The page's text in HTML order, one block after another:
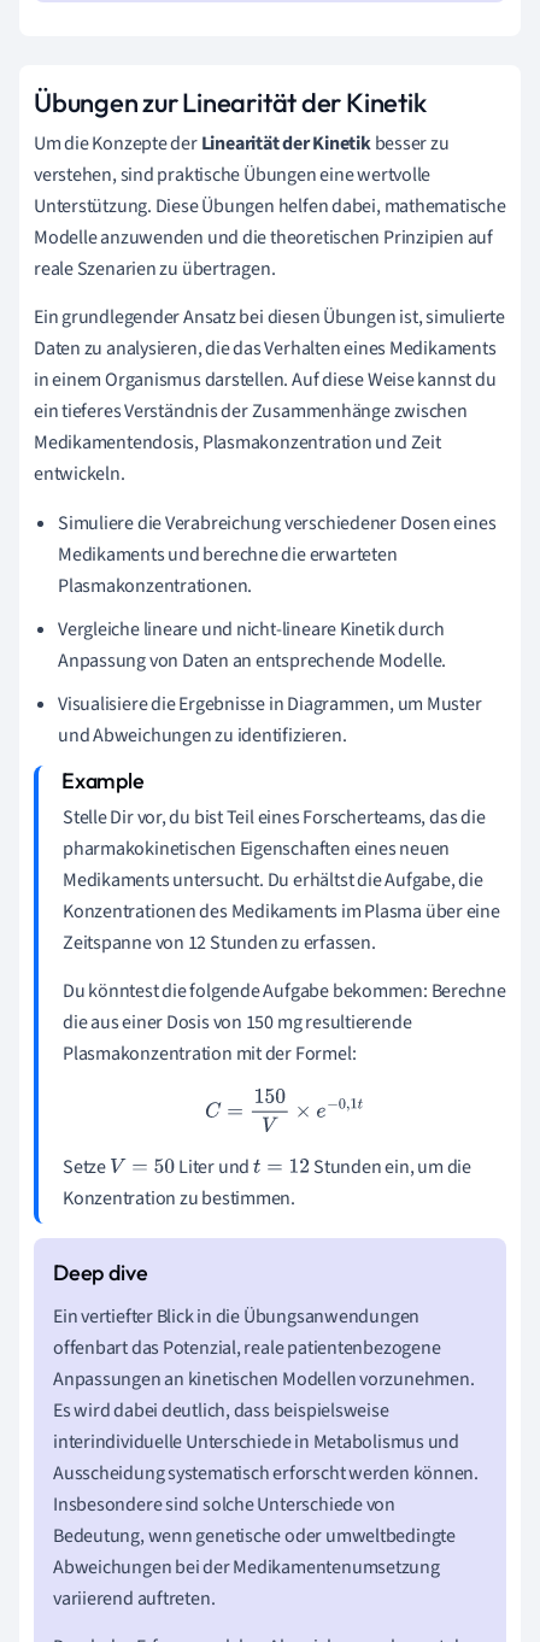
Übungen zur Linearität der Kinetik
Um die Konzepte derLinearität der Kinetikbesser zu
verstehen, sind praktische Übungen eine wertvolle
Unterstützung. Diese Übungen helfen dabei, mathematische
Modelle anzuwenden und die theoretischen Prinzipien auf
reale Szenarien zu übertragen.
Ein grundlegender Ansatz bei diesen Übungen ist, simulierte
Daten zu analysieren, die das Verhalten eines Medikaments
in einem Organismus darstellen. Auf diese Weise kannst du
ein tieferes Verständnis der Zusammenhänge zwischen
Medikamentendosis, Plasmakonzentration und Zeit
entwickeln.
Simuliere die Verabreichung verschiedener Dosen eines
Medikaments und berechne die erwarteten
Plasmakonzentrationen.
Vergleiche lineare und nicht-lineare Kinetik durch
Anpassung von Daten an entsprechende Modelle.
Visualisiere die Ergebnisse in Diagrammen, um Muster
und Abweichungen zu identifizieren.
Stelle Dir vor, du bist Teil eines Forscherteams, das die
pharmakokinetischen Eigenschaften eines neuen
Medikaments untersucht. Du erhältst die Aufgabe, die
Konzentrationen des Medikaments im Plasma über eine
Zeitspanne von 12 Stunden zu erfassen.
Du könntest die folgende Aufgabe bekommen: Berechne
die aus einer Dosis von 150 mg resultierende
Plasmakonzentration mit der Formel:
C= 150V× e− 0,1t
Setze V= 50 Liter undt=12
Stunden ein, um die
Konzentration zu bestimmen.
Ein vertiefter Blick in die Übungsanwendungen
offenbart das Potenzial, reale patientenbezogene
Anpassungen an kinetischen Modellen vorzunehmen.
Es wird dabei deutlich, dass beispielsweise
interindividuelle Unterschiede in Metabolismus und
Ausscheidung systematisch erforscht werden können.
Insbesondere sind solche Unterschiede von
Bedeutung, wenn genetische oder umweltbedingte
Abweichungen bei der Medikamentenumsetzung
variierend auftreten.